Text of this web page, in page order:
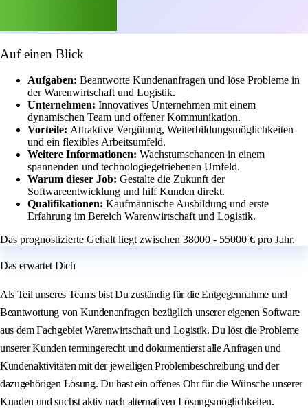
Auf einen Blick
Aufgaben: Beantworte Kundenanfragen und löse Probleme in
der Warenwirtschaft und Logistik.
Unternehmen: Innovatives Unternehmen mit einem
dynamischen Team und offener Kommunikation.
Vorteile: Attraktive Vergütung, Weiterbildungsmöglichkeiten
und ein flexibles Arbeitsumfeld.
Weitere Informationen: Wachstumschancen in einem
spannenden und technologiegetriebenen Umfeld.
Warum dieser Job: Gestalte die Zukunft der
Softwareentwicklung und hilf Kunden direkt.
Qualifikationen: Kaufmännische Ausbildung und erste
Erfahrung im Bereich Warenwirtschaft und Logistik.
Das prognostizierte Gehalt liegt zwischen 38000 - 55000 € pro Jahr.
Das erwartet Dich
Als Teil unseres Teams bist Du zuständig für die Entgegennahme und
Beantwortung von Kundenanfragen bezüglich unserer eigenen Software
aus dem Fachgebiet Warenwirtschaft und Logistik. Du löst die Probleme
unserer Kunden termingerecht und dokumentierst alle Anfragen und
Kundenaktivitäten mit der jeweiligen Problembeschreibung und der
dazugehörigen Lösung. Du hast ein offenes Ohr für die Wünsche unserer
Kunden und suchst aktiv nach alternativen Lösungsmöglichkeiten.